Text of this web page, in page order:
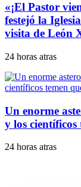
«¡El Pastor
festejó la
visita de León
24 horas atras
Un enorme
y los científicos
24 horas atras